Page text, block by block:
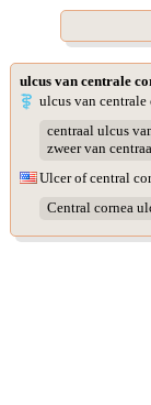
ulcus van centrale
ulcus van centrale
centraal ulcus
zweer van
Ulcer of central
Central cornea